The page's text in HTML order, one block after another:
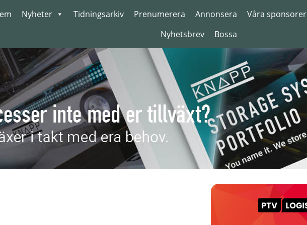
Nyheter Tidningsarkiv Prenumerera Annonsera Våra sponsorer
Nyhetsbrev
Bossa